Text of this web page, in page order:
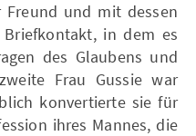
Freund und mit dessen
in dem es
des Glaubens und
Frau Gussie war
konvertierte sie für
ihres Mannes, die